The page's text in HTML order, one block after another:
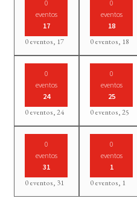
0
eventos
17
0 eventos, 17
0
eventos
18
0 eventos, 18
0
eventos
24
0 eventos,24
0
eventos
25
0 eventos,25
0
eventos
31
0 eventos, 31
0
eventos
1
0 eventos, 1